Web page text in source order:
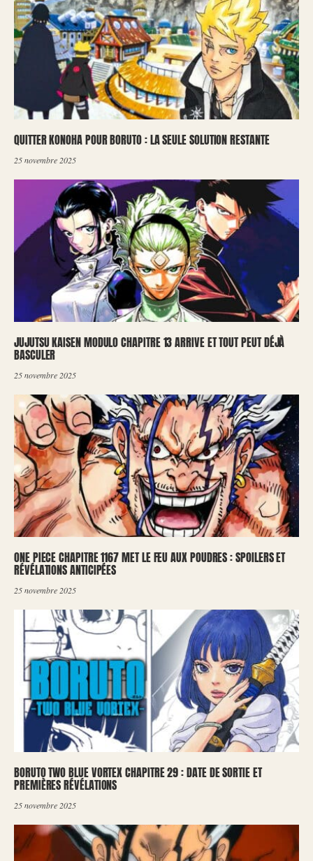
QUITTER KONOHA POUR BORUTO : LA SEULE SOLUTION RESTANTE
25 novembre 2025
JUJUTSU KAISEN MODULO CHAPITRE 13 ARRIVE ET TOUT PEUT DÉJÀ
BASCULER
25 novembre 2025
ONE PIECE CHAPITRE 1167 MET LE FEU AUX POUDRES : SPOILERS ET
RÉVÉLATIONS ANTICIPÉES
25 novembre 2025
BORUTO TWO BLUE VORTEX CHAPITRE 29 : DATE DE SORTIE ET
PREMIÈRES RÉVÉLATIONS
25 novembre 2025